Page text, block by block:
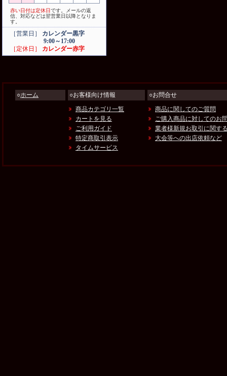
赤い日付は定休日です。メールの返
信、対応などは翌営業日以降となりま
す。
［営業日］
カレンダー黒字
9:00～17:00
［定休日］
カレンダー赤字
○ホーム
○お客様向け情報
商品カテゴリ一覧
カートを見る
ご利用ガイド
特定商取引表示
タイムサービス
○お問合せ
商品に関してのご質問
ご購入商品に対してのお
業者様新規お取引に関す
大会等への出店依頼など